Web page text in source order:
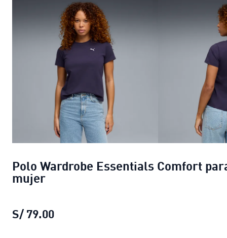
Polo Wardrobe Essentials Comfort
mujer
S/ 79.00